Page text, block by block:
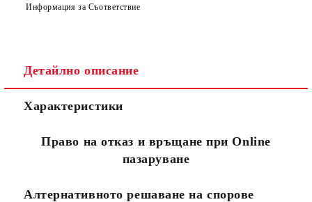
Съгласен съм сПолитиката за лични данни
Ние ще се свържем с вас в рамките на работния ден.
Информация за Съответствие
Детайлно описание
Характеристики
Право на отказ и връщане при Online
пазаруване
Алтернативното решаване на спорове